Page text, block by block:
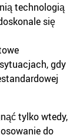
technologią
się
gdy
tylko wtedy,
do